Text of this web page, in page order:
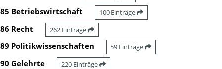
85 Betriebswirtschaft 100 Einträge
86 Recht 262 Einträge
89 Politikwissenschaften 59 Einträge
90 Gelehrte 220 Einträge